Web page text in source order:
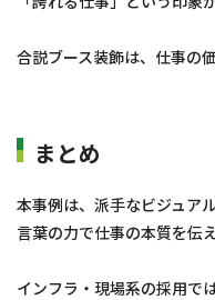
合説ブース装飾は、仕事の
まとめ
本事例は、派手なビジュアル
言葉の力で仕事の本質を伝
インフラ・現場系の採用では